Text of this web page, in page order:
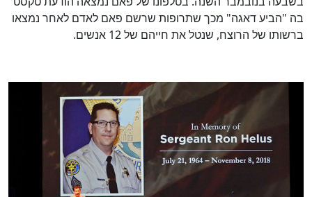
בה "הביע דאגה" מכך שתרופות שרשם פאם לאדם לאחר נמצאו
ברשותו של הרוצח, שנטל את חייהם של 12 אנשים.